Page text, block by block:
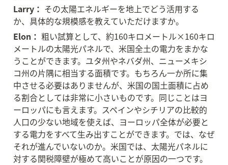
Larry： その太陽エネルギーを地上でどう活用する
か、具体的な規模感を教えていただけますか。
Elon： 粗い試算として、約160キロメートル×160キロ
メートルの太陽光パネルで、米国全土の電力をまかな
うことができます。ユタ州やネバダ州、ニューメキシ
コ州の片隅に相当する面積です。もちろん一か所に集
中させる必要はありませんが、米国の国土面積に占め
る割合としては非常に小さいものです。同じことはヨ
ーロッパにも言えます。スペインやシチリアの比較的
人口の少ない地域を使えば、ヨーロッパ全体が必要と
する電力をすべて生み出すことができます。では、なぜ
それが進んでいないのか。米国では、太陽光パネルに
対する関税障壁が極めて高いことが原因の一つです。